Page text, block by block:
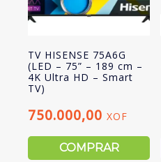
TV)
TV HISENSE 75A6G
(LED – 75” – 189 cm –
4K Ultra HD – Smart
TV)
750.000,00 XOF
COMPRAR